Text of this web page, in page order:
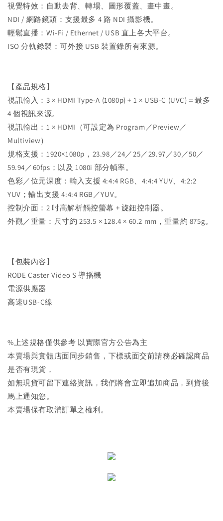
視覺特效：自動去背、轉場、圖形覆蓋、畫中畫。
NDI / 網路鏡頭：支援最多 4 路 NDI 攝影機。
輕鬆直播：Wi-Fi / Ethernet / USB 直上各大平台。
ISO 分軌錄製：可外接 USB 裝置錄所有來源。
【產品規格】
視訊輸入：3 × HDMI Type-A (1080p) + 1 × USB-C (UVC)＝最多
4 個視訊來源。
視訊輸出：1 × HDMI（可設定為 Program／Preview／
Multiview）
規格支援：1920×1080p，23.98／24／25／29.97／30／50／
59.94／60fps；以及 1080i 部分幀率。
色彩／位元深度：輸入支援 4:4:4 RGB、4:4:4 YUV、4:2:2
YUV；輸出支援 4:4:4 RGB／YUV。
控制介面：2 吋高解析觸控螢幕 + 旋鈕控制器。
外觀／重量：尺寸約 253.5 × 128.4 × 60.2 mm，重量約 875g。
【包裝內容】
RODE Caster Video S 導播機
電源供應器
高速USB-C線
%上述規格僅供參考 以實際官方公告為主
本賣場與實體店面同步銷售，下標或面交前請務必確認商品
是否有現貨，
如無現貨可留下連絡資訊，我們將會立即追加商品，到貨後
馬上通知您。
本賣場保有取消訂單之權利。